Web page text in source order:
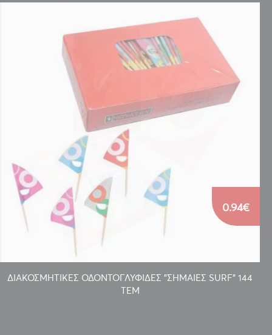
ΔΙΑΚΟΣΜΗΤΙΚΕΣ ΟΔΟΝΤΟΓΛΥΦΙΔΕΣ "ΣΗΜΑΙΕΣ SURF" 144
ΤΕΜ
0.94€